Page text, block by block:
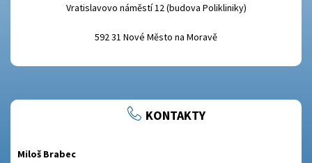
Vratislavovo náměstí 12 (budova Polikliniky)
592 31 Nové Město na Moravě
KONTAKTY
Miloš Brabec